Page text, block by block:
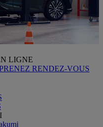
LIGNE
RENDEZ-VOUS